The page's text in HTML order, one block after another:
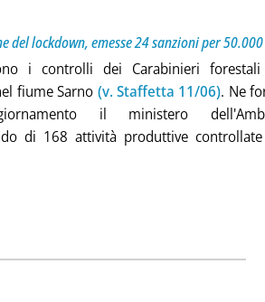
lockdown, emesse 24 sanzioni per
i controlli dei Carabinieri
fiume Sarno (v. Staffetta 11/06). Ne
il ministero
di 168 attività produttive
tutta la notizia: 'Fiume Sarno: 168